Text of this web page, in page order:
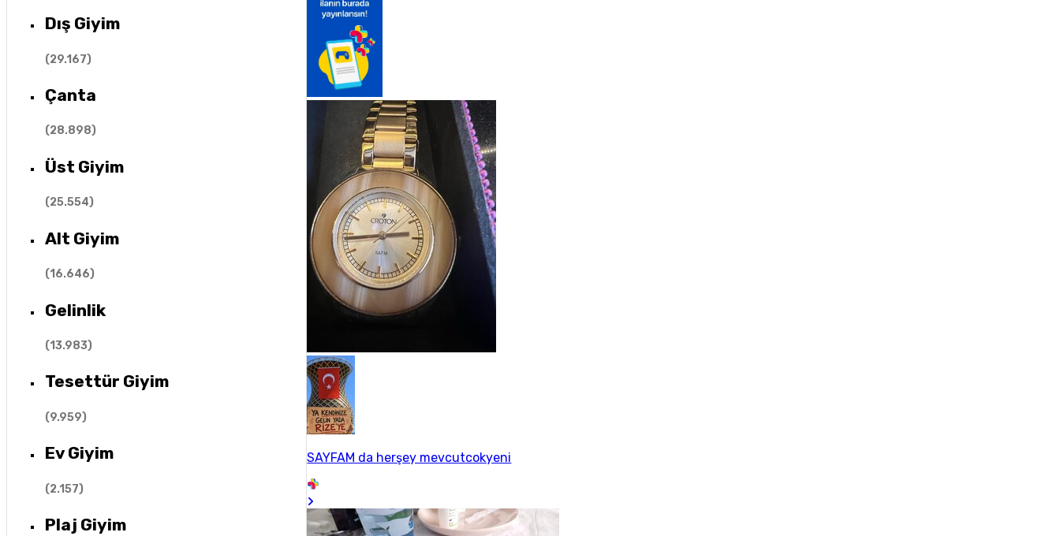
Dış Giyim
(29.167)
Çanta
(28.898)
Üst Giyim
(25.554)
Alt Giyim
(16.646)
Gelinlik
(13.983)
Tesettür Giyim
(9.959)
Ev Giyim
(2.157)
Plaj Giyim
SAYFAM da herşey mevcutcokyeni